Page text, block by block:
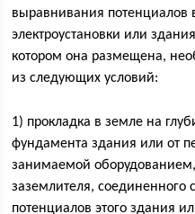
выравнивания потенциалов
электроустановки или
котором она размещена,
из следующих условий:
1) прокладка в земле на
фундамента здания или от
занимаемой оборудованием,
заземлителя, соединенного
потенциалов этого здания